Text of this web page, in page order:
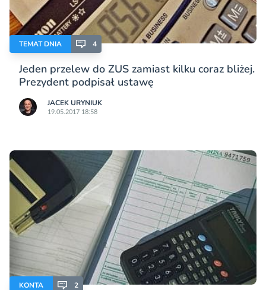
TEMAT DNIA 4
Jeden przelew do ZUS zamiast kilku coraz bliżej.
Prezydent podpisał ustawę
JACEK URYNIUK
19.05.2017 18:58
KONTA 2